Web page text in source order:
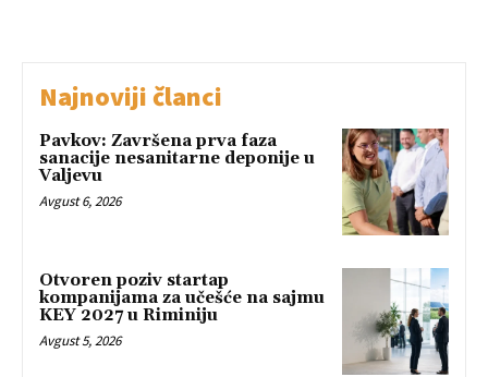
Najnoviji članci
Pavkov: Završena prva faza
sanacije nesanitarne deponije u
Valjevu
Avgust 6, 2026
Otvoren poziv startap
kompanijama za učešće na sajmu
KEY 2027 u Riminiju
Avgust 5, 2026